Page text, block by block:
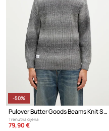
-50%
Pulover Butter Goods Beams Knit Sweater
Trenutna cijena:
79,90 €